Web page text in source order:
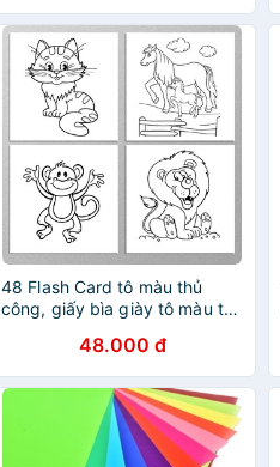
48 Flash Card tô màu thủ
công, giấy bìa giày tô màu thủ
(Thẻ rời kích thước 9cm x
9cm))
48.000 đ